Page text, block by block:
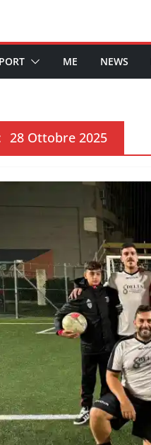
ME NEWS
28 Ottobre 2025